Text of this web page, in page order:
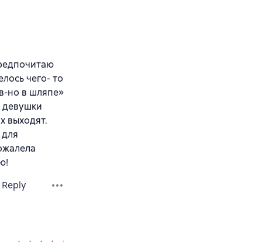
чего- то
но в шляпе»
девушки
выходят.
Reply